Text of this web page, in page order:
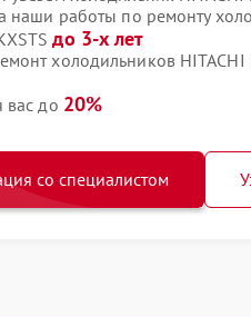
наши работы по ремонту
до 3-х лет
холодильников HITACHI
вас до 20%
со специалистом